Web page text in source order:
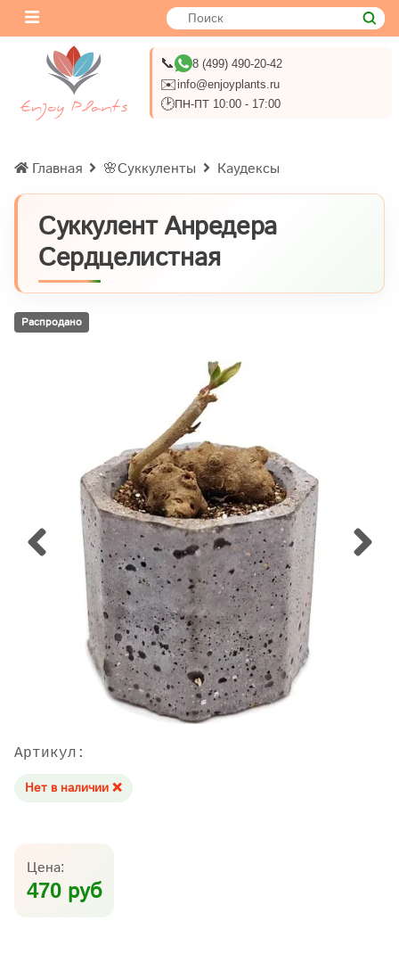
📞 8 (499) 490-20-42
✉️info@enjoyplants.ru
🕑ПН-ПТ 10:00 - 17:00
Главная 🌸Суккуленты Каудексы
Суккулент Анредера
Сердцелистная
Распродано
Артикул:
Нет в наличии ❌
Цена:
470 руб